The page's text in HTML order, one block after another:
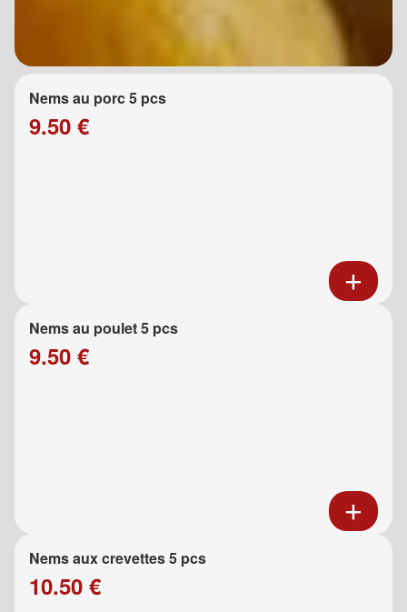
Nems au porc 5 pcs
9.50 €
Nems au poulet 5 pcs
9.50 €
Nems aux crevettes 5 pcs
10.50 €